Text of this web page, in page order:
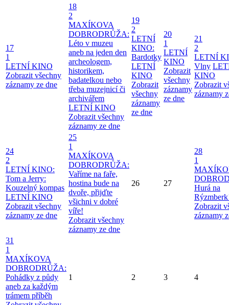
17
1
LETNÍ KINO
Zobrazit všechny
záznamy ze dne
18
2
MAXÍKOVA
DOBRODRŮŽA:
Léto v muzeu
aneb na jeden den
archeologem,
historikem,
badatelkou nebo
třeba muzejnicí či
archivářem
LETNÍ KINO
Zobrazit všechny
záznamy ze dne
19
2
LETNÍ
KINO:
Bardotky
LETNÍ
KINO
Zobrazit
všechny
záznamy
ze dne
20
1
LETNÍ
KINO
Zobrazit
všechny
záznamy
ze dne
21
2
LETNÍ
Vlny
KINO
Zobrazit
záznamy
24
2
LETNÍ KINO:
Tom a Jerry:
Kouzelný kompas
LETNÍ KINO
Zobrazit všechny
záznamy ze dne
25
1
MAXÍKOVA
DOBRODRŮŽA:
Vaříme na faře,
hostina bude na
dvoře, přijďte
všichni v dobré
víře!
Zobrazit všechny
záznamy ze dne
26 27
28
1
Hurá na
Zobrazit
záznamy
31
1
MAXÍKOVA
DOBRODRŮŽA:
Pohádky z půdy
aneb za každým
trámem příběh
1 2 3 4